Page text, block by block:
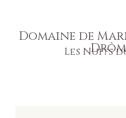
Domaine de
Les Nuits